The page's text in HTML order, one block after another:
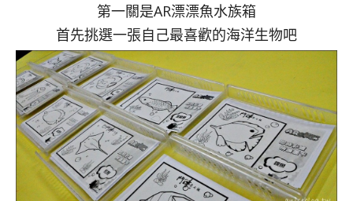
第一關是AR漂漂魚水族箱
首先挑選一張自己最喜歡的海洋生物吧